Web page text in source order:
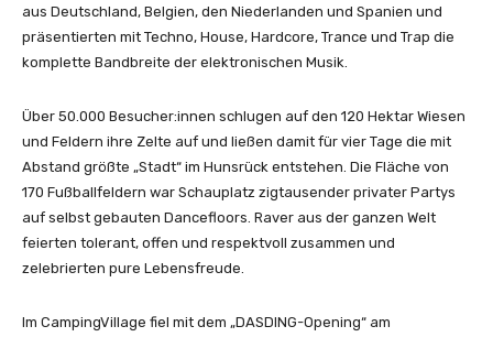
aus Deutschland, Belgien, den Niederlanden und Spanien und
präsentierten mit Techno, House, Hardcore, Trance und Trap die
komplette Bandbreite der elektronischen Musik.
Über 50.000 Besucher:innen schlugen auf den 120 Hektar Wiesen
und Feldern ihre Zelte auf und ließen damit für vier Tage die mit
Abstand größte „Stadt“ im Hunsrück entstehen. Die Fläche von
170 Fußballfeldern war Schauplatz zigtausender privater Partys
auf selbst gebauten Dancefloors. Raver aus der ganzen Welt
feierten tolerant, offen und respektvoll zusammen und
zelebrierten pure Lebensfreude.
Im CampingVillage fiel mit dem „DASDING-Opening“ am